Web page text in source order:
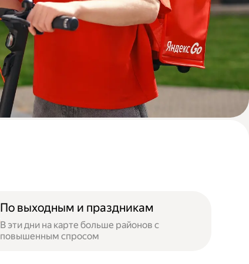
По выходным и праздникам
В эти дни на карте больше районов с
повышенным спросом